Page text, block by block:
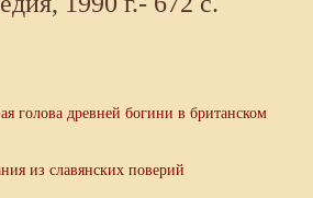
голова древней богини в британском
из славянских поверий